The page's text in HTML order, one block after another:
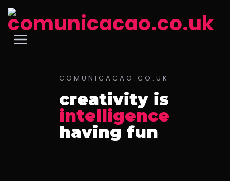
COMUNICACAO.CO.UK
creativity is
intelligence
having fun